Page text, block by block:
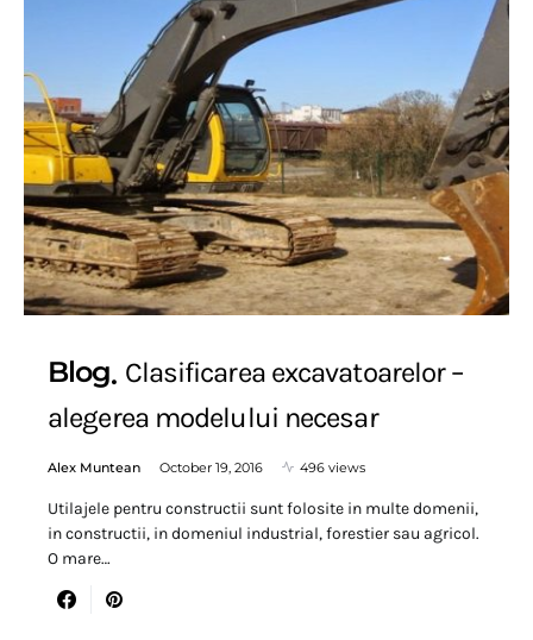
Blog Clasificarea excavatoarelor –
alegerea modelului necesar
Alex Muntean October 19, 2016 496 views
Utilajele pentru constructii sunt folosite in multe domenii,
in constructii, in domeniul industrial, forestier sau agricol.
O mare…